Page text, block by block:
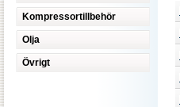
Kompressortillbehör
Olja
Övrigt